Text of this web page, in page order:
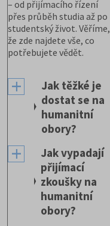
– od přijímacího řízení
přes průběh studia až po
studentský život. Věříme,
že zde najdete vše, co
potřebujete vědět.
Jak těžké je
dostat se na
humanitní
obory?
Jak vypadají
přijímací
zkoušky na
humanitní
obory?